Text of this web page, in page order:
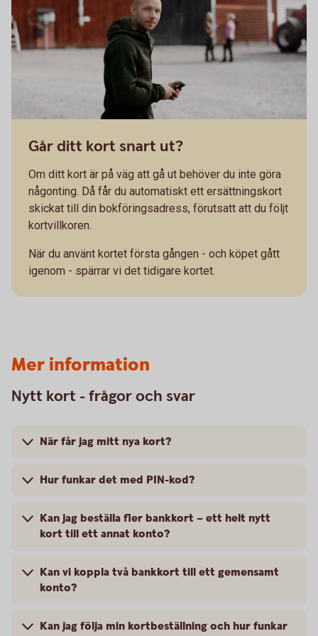
Går ditt kort snart ut?
Om ditt kort är på väg att gå ut behöver du inte göra
någonting. Då får du automatiskt ett ersättningskort
skickat till din bokföringsadress, förutsatt att du följt
kortvillkoren.
När du använt kortet första gången - och köpet gått
igenom - spärrar vi det tidigare kortet.
Mer information
Nytt kort - frågor och svar
När får jag mitt nya kort?
Hur funkar det med PIN-kod?
Kan jag beställa fler bankkort – ett helt nytt
kort till ett annat konto?
Kan vi koppla två bankkort till ett gemensamt
konto?
Kan jag följa min kortbeställning och hur funkar